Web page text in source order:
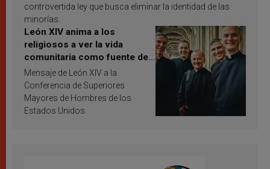
controvertida ley que busca eliminar la identidad de las
minorías.
León XIV anima a los
religiosos a ver la vida
comunitaria como fuente de
inspiración y santificación
Mensaje de León XIV a la
Conferencia de Superiores
Mayores de Hombres de los
Estados Unidos